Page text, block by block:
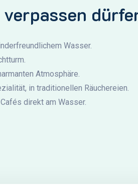
Wasser.
Atmosphäre.
in traditionellen Räuchereien.
direkt am Wasser.